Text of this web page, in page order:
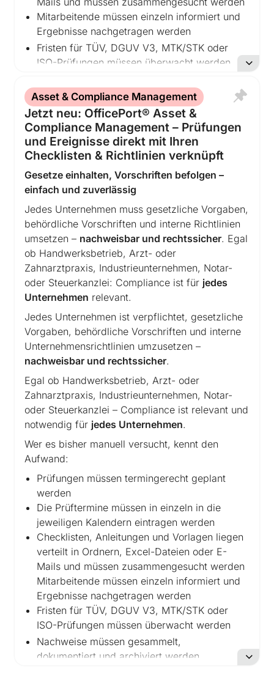
Mitarbeitende müssen einzeln informiert und
Ergebnisse nachgetragen werden
Fristen für TÜV, DGUV V3, MTK/STK oder
ISO-Prüfungen müssen überwacht werden
dokumentiert und archiviert werden
Jede Prüfung muss protokolliert und
historisiert werden, um die gesetzlichen
Anforderungen sicherzustellen und die
Nachweispflichten einzuhalten.
RISIKO:Termine werden übersehen,
Prüfergebnisse gehen verloren, Compliance-
Lücken entstehen – gesetzliche
Anforderungen können nicht sicher
eingehalten werden.
Neu und einzigartig:
Mit demneuen Asset & Compliance
Management von OfficePort®
Prüfungsergebnisse und Protokolle, etc.
direkt den jeweiligen Prüfungen zugeordnet
und hochgeladen werden
. Dadurch werden
die Nachweise lückenlos dokumentiert,
nachvollziehbar.
Abgedeckt werden unter anderem:
Funktions- und Sicherheitsprüfungen von
Bohrhämmern, Akkuschraubern oder
Maschinen
DGUV V3-Prüfungen
Gerüst- & Leiterprüfungen
PSA-Prüfungen
Maschinen- und Arbeitsmittelprüfungen
(z.B. Kreissägen, Hobelmaschinen,
Kompressoren),
Druckbehälter- und
Schweißgeräteprüfungen
MTK , STK, RDG, Assistina, Tintentest,
Seal-Check, uvm. in Arztpraxen
TÜV- oder Serviceterminen
Von der Planung bis zur Dokumentation –
Asset & Compliance Management
Jetzt neu: OfficePort® Asset &
Compliance Management – Prüfungen
und Ereignisse direkt mit Ihren
Checklisten & Richtlinien verknüpft
Gesetze einhalten, Vorschriften befolgen –
einfach und zuverlässig
Jedes Unternehmen muss gesetzliche Vorgaben,
behördliche Vorschriften und interne Richtlinien
umsetzen – nachweisbar und rechtssicher. Egal
ob Handwerksbetrieb, Arzt- oder
Zahnarztpraxis, Industrieunternehmen, Notar-
oder Steuerkanzlei: Compliance ist für jedes
Unternehmen relevant.
Jedes Unternehmen ist verpflichtet, gesetzliche
Vorgaben, behördliche Vorschriften und interne
Unternehmensrichtlinien umzusetzen –
nachweisbar und rechtssicher.
Egal ob Handwerksbetrieb, Arzt- oder
Zahnarztpraxis, Industrieunternehmen, Notar-
oder Steuerkanzlei – Compliance ist relevant und
notwendig für jedes Unternehmen.
Wer es bisher manuell versucht, kennt den
Aufwand:
Prüfungen müssen termingerecht geplant
werden
Die Prüftermine müssen in einzeln in die
jeweiligen Kalendern eintragen werden
Checklisten, Anleitungen und Vorlagen liegen
verteilt in Ordnern, Excel-Dateien oder E-
Mails und müssen zusammengesucht werden
Mitarbeitende müssen einzeln informiert und
Ergebnisse nachgetragen werden
Fristen für TÜV, DGUV V3, MTK/STK oder
ISO-Prüfungen müssen überwacht werden
Nachweise müssen gesammelt,
dokumentiert und archiviert werden